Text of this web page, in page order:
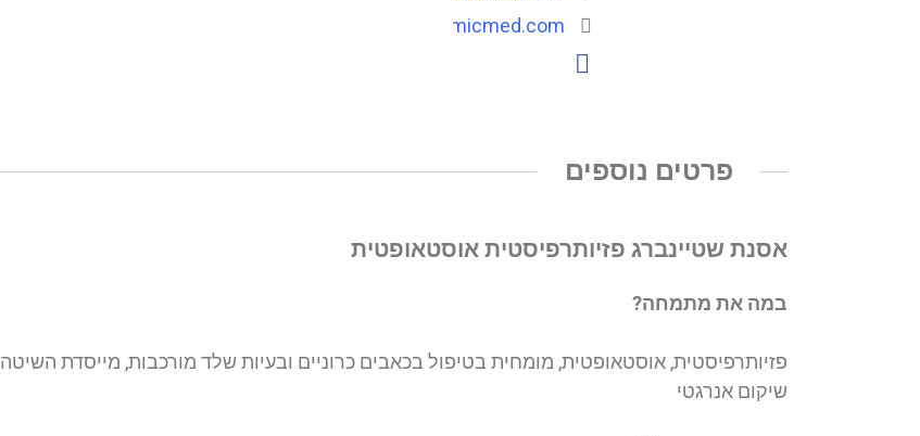
http://cosmicmed.com
פרטים נוספים
אסנת שטיינברג פזיותרפיסטית אוסטאופטית
במה את מתמחה?
פזיותרפיסטית, אוסטאופטית, מומחית בטיפול בכאבים כרוניים ובעיות שלד מורכבות, מייסדת השיטה
שיקום אנרגטי